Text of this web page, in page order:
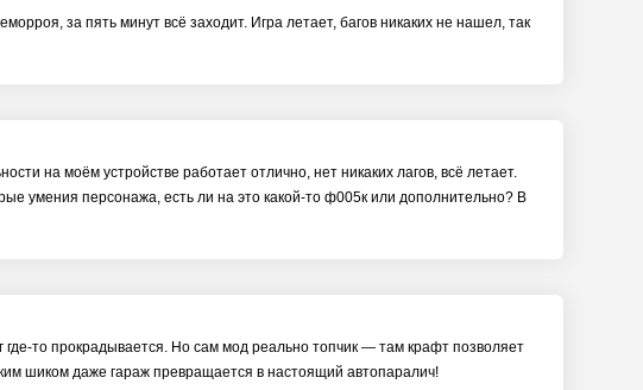
за пять минут всё заходит. Игра летает, багов никаких не нашел, так
на моём устройстве работает отлично, нет никаких лагов, всё летает.
умения персонажа, есть ли на это какой-то ф005к или дополнительно? В
то прокрадывается. Но сам мод реально топчик — там крафт позволяет
шиком даже гараж превращается в настоящий автопаралич!